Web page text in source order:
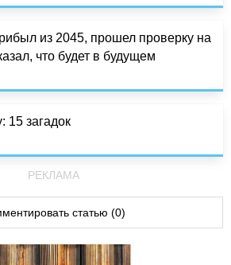
из 2045, прошел проверку на
что будет в будущем
15 загадок
РЕКЛАМА
статью (0)